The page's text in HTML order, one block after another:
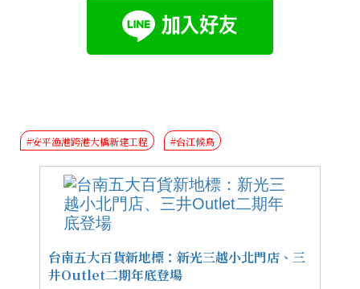
#安平漁港跨港大橋新建工程 #台江候鳥
台南五大百貨新地標：新光三越小北門店、三
井Outlet二期年底登場